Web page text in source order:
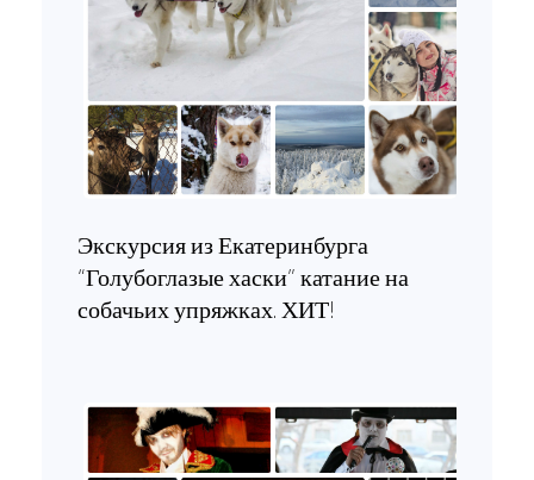
Экскурсия из Екатеринбурга
“Голубоглазые хаски” катание на
собачьих упряжках. ХИТ!